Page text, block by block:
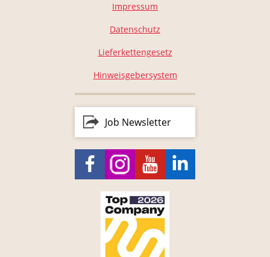
Impressum
Datenschutz
Lieferkettengesetz
Hinweisgebersystem
Job Newsletter